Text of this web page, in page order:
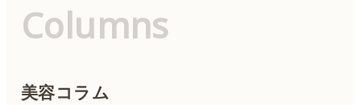
Columns
美容コラム